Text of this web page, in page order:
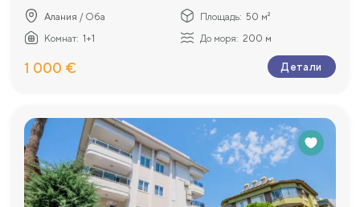
Алания / Оба Площадь: 50 м²
Комнат: 1+1 До моря: 200 м
1 000 € Детали